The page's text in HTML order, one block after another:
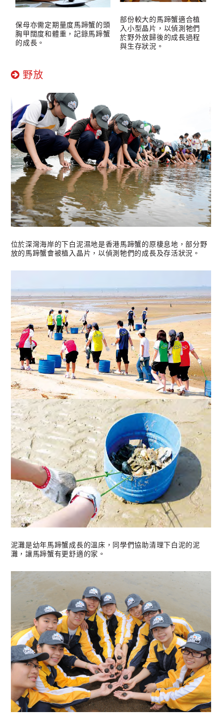
保母亦需定期量度馬蹄蟹的頭
胸甲闊度和體重，記錄馬蹄蟹
的成長。
部份較大的馬蹄蟹適合植
入小型晶片，以偵測牠們
於野外放歸後的成長過程
與生存狀況。
野放
位於深灣海岸的下白泥濕地是香港馬蹄蟹的原棲息地，部分野
放的馬蹄蟹會被植入晶片，以偵測牠們的成長及存活狀況。
泥灘是幼年馬蹄蟹成長的溫床，同學們協助清理下白泥的泥
灘，讓馬蹄蟹有更舒適的家。